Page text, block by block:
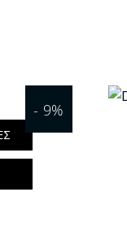
- 9%